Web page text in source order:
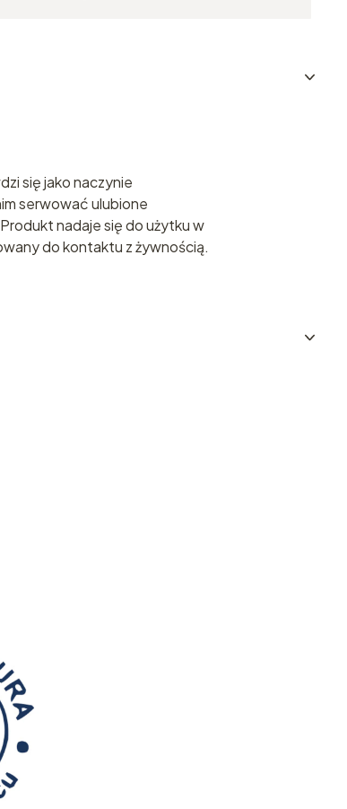
się jako naczynie
serwować ulubione
nadaje się do użytku w
do kontaktu z żywnością.